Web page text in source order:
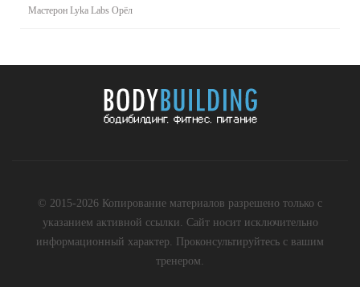
Мастерон Lyka Labs Орёл
© 2015-2026 Копирование материалов разрешено только с
указанием активной ссылки. Сайт носит исключительно
информационный характер. Проконсультируйтесь с вашим
тренером.